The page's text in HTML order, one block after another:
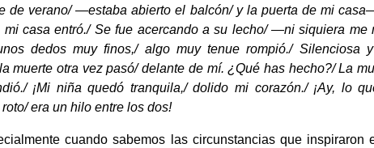
de verano/ —estaba abierto el balcón/ y la puerta de mi
mi casa entró./ Se fue acercando a su lecho/ —ni siquiera me
dedos muy finos,/ algo muy tenue rompió./ Silenciosa
muerte otra vez pasó/ delante de mí. ¿Qué has hecho?/ La
¡Mi niña quedó tranquila,/ dolido mi corazón./ ¡Ay, lo
era un hilo entre los dos!
cuando sabemos las circunstancias que inspiraron